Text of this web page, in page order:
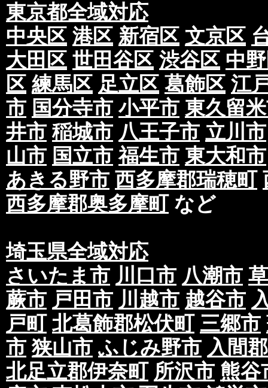
東京都全域対応
中央区 港区 新宿区 文京区
大田区 世田谷区 渋谷区 中
区 練馬区 足立区 葛飾区 江
市 国分寺市 小平市 東久留
井市 稲城市 八王子市 立川市
山市 国立市 福生市 東大和市
あきる野市 西多摩郡瑞穂町
西多摩郡奥多摩町など
埼玉県全域対応
さいたま市 川口市 八潮市
蕨市 戸田市 川越市 越谷市
戸町 北葛飾郡松伏町 三郷市
市 狭山市 ふじみ野市 入間
北足立郡伊奈町 所沢市 熊谷